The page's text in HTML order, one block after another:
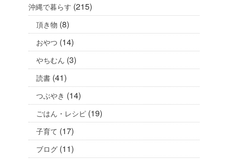
沖縄で暮らす (215)
頂き物 (8)
おやつ (14)
やちむん (3)
読書 (41)
つぶやき (14)
ごはん・レシピ (19)
子育て (17)
ブログ (11)